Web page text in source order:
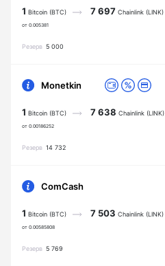
1 Bitcoin (BTC)
от 0.005381
7 697 Chainlink (LINK)
Резерв 5 000
Monetkin
1 Bitcoin (BTC)
от 0.00186252
7 638 Chainlink (LINK)
Резерв 14 732
ComCash
1 Bitcoin (BTC)
от 0.00585808
7 503 Chainlink (LINK)
Резерв 5 769